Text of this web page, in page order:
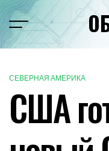
Перейти
к
содержимому
Меню
ОПУБЛИКОВАНО
СЕВЕРНАЯ АМЕРИКА
США